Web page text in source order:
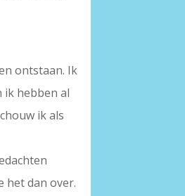
ontstaan. Ik
ik hebben al
ik als
het dan over.